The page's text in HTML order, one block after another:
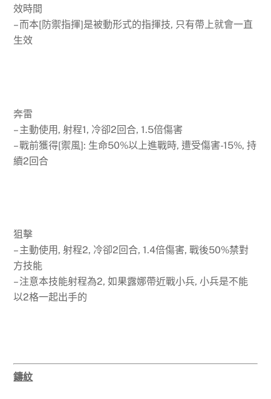
效時間
– 而本[防禦指揮]是被動形式的指揮技, 只有帶上就會一直
生效
奔雷
– 主動使用, 射程1, 冷卻2回合, 1.5倍傷害
– 戰前獲得[禦風]: 生命50%以上進戰時, 遭受傷害-15%, 持
續2回合
狙擊
– 主動使用, 射程2, 冷卻2回合, 1.4倍傷害, 戰後50%禁對
方技能
– 注意本技能射程為2, 如果露娜帶近戰小兵, 小兵是不能
以2格一起出手的
鑄紋